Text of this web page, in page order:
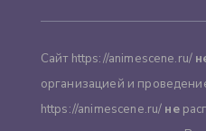
Сайт https://animescene.ru/
организацией и
https://animescene.ru/ не